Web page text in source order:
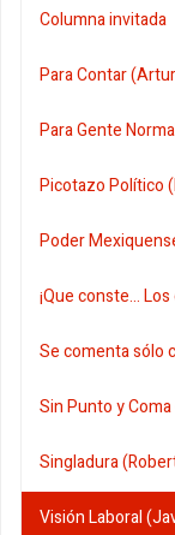
Columna invitada
Para Contar
Para Gente
Picotazo Político
Poder
¡Que conste...
Se comenta sólo
Sin Punto y
Singladura
Visión Laboral